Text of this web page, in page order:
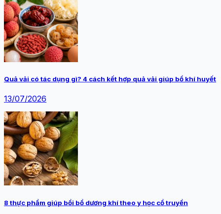
Quả vải có tác dụng gì? 4 cách kết hợp quả vải giúp bổ khí huyết
13/07/2026
8 thực phẩm giúp bồi bổ dương khí theo y học cổ truyền